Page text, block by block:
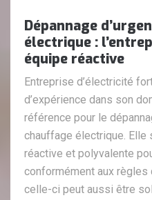
Dépannage
électrique :
équipe réactive
Entreprise d’électricité
d’expérience dans son
référence pour le
chauffage électrique. Elle
réactive et polyvalente
conformément aux règles
celle-ci peut aussi être